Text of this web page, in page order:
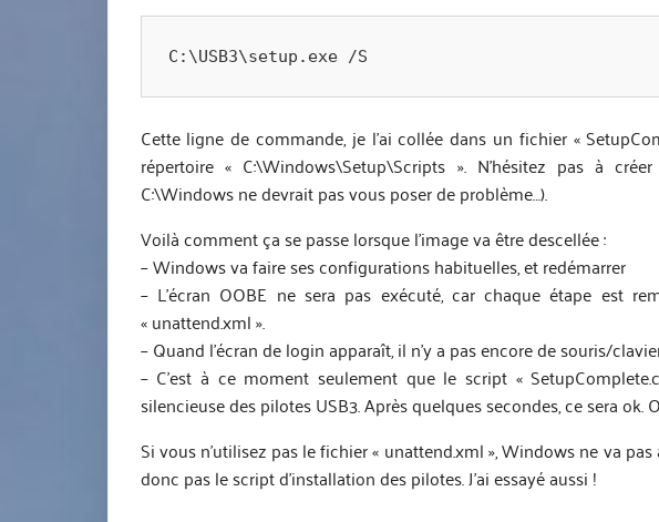
C:\USB3\setup.exe /S
Cette ligne de commande, je l’ai collée dans un fichier «
répertoire « C:\Windows\Setup\Scripts ». N’hésitez pas à
C:\Windows ne devrait pas vous poser de problème…).
Voilà comment ça se passe lorsque l’image va être descellée :
– Windows va faire ses configurations habituelles, et redémarrer
– L’écran OOBE ne sera pas exécuté, car chaque étape est
« unattend.xml ».
– Quand l’écran de login apparaît, il n’y a pas encore de souris/
– C’est à ce moment seulement que le script «
silencieuse des pilotes USB3. Après quelques secondes, ce sera ok.
Si vous n’utilisez pas le fichier « unattend.xml », Windows ne va
donc pas le script d’installation des pilotes. J’ai essayé aussi !